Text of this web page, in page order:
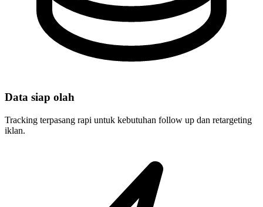
Data siap olah
Tracking terpasang rapi untuk kebutuhan follow up dan retargeting
iklan.